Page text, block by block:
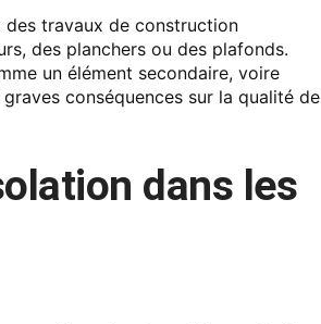
des travaux de construction
des planchers ou des plafonds.
un élément secondaire, voire
conséquences sur la qualité de
dans les